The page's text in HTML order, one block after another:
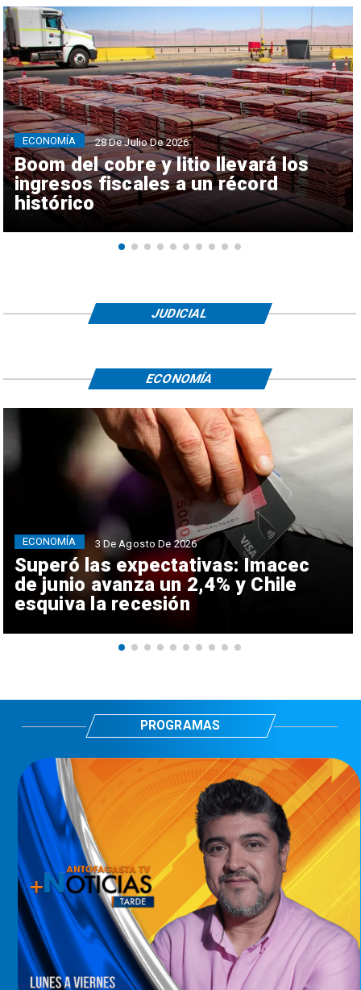
Boom del cobre y litio llevará los
ingresos fiscales a un récord
histórico
ECONOMÍA 28 De Julio De 2026
JUDICIAL
Superó las expectativas: Imacec
de junio avanza un 2,4% y Chile
esquiva la recesión
ECONOMÍA 3 De Agosto De 2026
ECONOMÍA
PROGRAMAS